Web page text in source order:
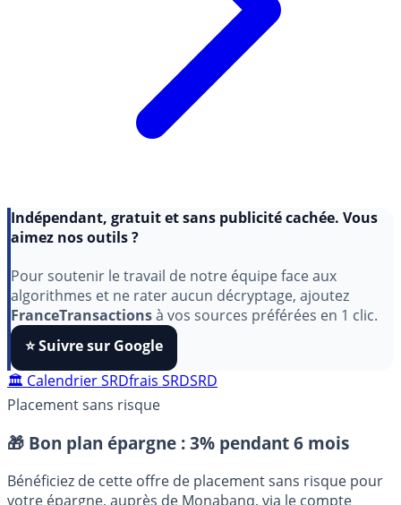
aimez nos outils ?
Pour soutenir le travail de notre équipe face aux
algorithmes et ne rater aucun décryptage, ajoutez
FranceTransactionsà vos sources préférées en 1 clic.
⭐️ Suivre sur Google
🏛️ Calendrier SRDfrais SRD
Placement sans risque
🎁 Bon plan épargne : 3% pendant 6 mois